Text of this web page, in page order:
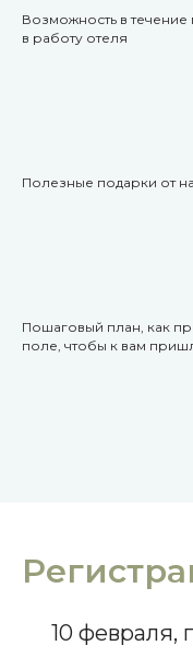
Возможность в течение
в работу отеля
Полезные подарки от
Пошаговый план, как
поле, чтобы к вам
10 февраля,